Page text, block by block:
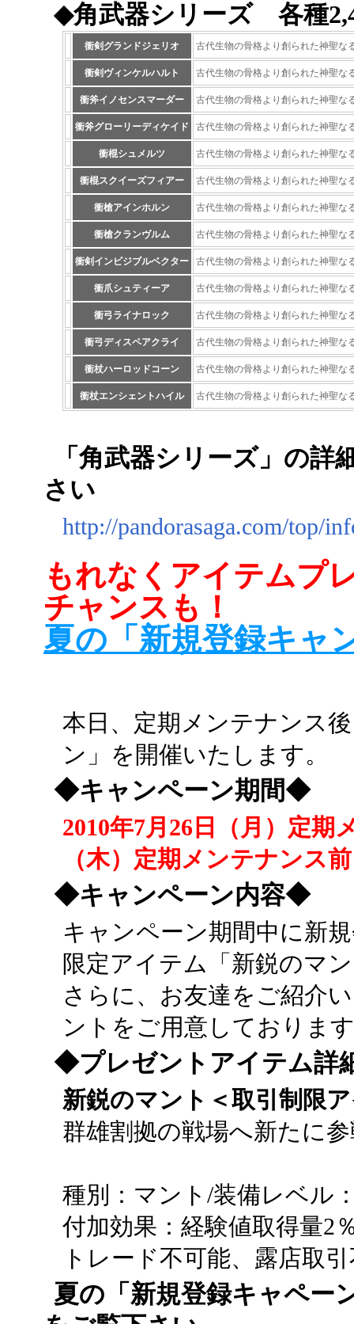
◆角武器シリーズ 各種
衝剣グランドジェリオ 古代生物の骨格より創られた神聖な
衝剣ヴィンケルハルト 古代生物の骨格より創られた神聖な
衝斧イノセンスマーダー 古代生物の骨格より創られた神聖な
衝斧グローリーディケイド 古代生物の骨格より創られた神聖な
衝棍シュメルツ 古代生物の骨格より創られた神聖な
衝棍スクイーズフィアー 古代生物の骨格より創られた神聖な
衝槍アインホルン 古代生物の骨格より創られた神聖な
衝槍クランヴルム 古代生物の骨格より創られた神聖な
衝剣インビジブルベクター 古代生物の骨格より創られた神聖な
衝爪シュティーア 古代生物の骨格より創られた神聖な
衝弓ライナロック 古代生物の骨格より創られた神聖な
衝弓ディスペアクライ 古代生物の骨格より創られた神聖な
衝杖ハーロッドコーン 古代生物の骨格より創られた神聖な
衝杖エンシェントハイル 古代生物の骨格より創られた神聖な
「角武器シリーズ」の
さい
http://pandorasaga.com/top/
もれなくアイテムプ
チャンスも！
夏の「新規登録キャ
本日、定期メンテナンス
ン」を開催いたします。
◆キャンペーン期間◆
2010年7月26日（月）定期
（木）定期メンテナンス
◆キャンペーン内容◆
キャンペーン期間中に新
限定アイテム「新鋭のマ
さらに、お友達をご紹介
ントをご用意しておりま
◆プレゼントアイテム詳
新鋭のマント＜取引制限
群雄割拠の戦場へ新たに
種別：マント/装備レベル
付加効果：経験値取得量2
トレード不可能、露店取
夏の「新規登録キャペー